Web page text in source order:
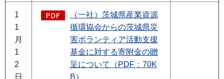
1
1
月
1
2
日
（一社）茨城県産業資源
循環協会からの茨城県災
害ボランティア活動支援
基金に対する寄附金の贈
呈について（PDF：70K
B）